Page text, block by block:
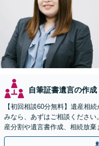
自筆証書遺言の作成
【初回相談60分無料】遺産相
みなら、あずはご相談くださ
産分割や遺言書作成、相続放棄
にご相談ください。